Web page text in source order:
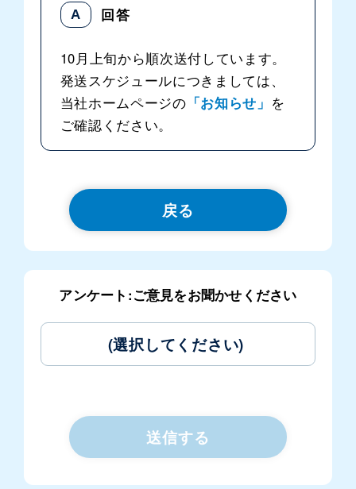
10月上旬から順次送付しています。
発送スケジュールにつきましては、
当社ホームページの 「お知らせ」 を
ご確認ください。
戻る
アンケート:ご意見をお聞かせください
(選択してください)
送信する